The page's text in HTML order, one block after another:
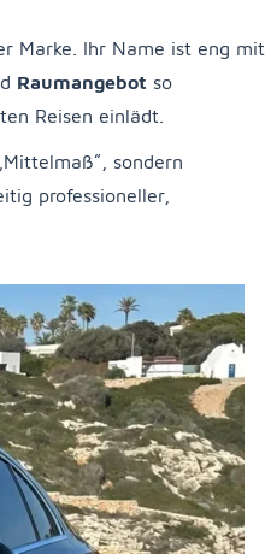
Marke. Ihr Name ist eng mit
Raumangebot so
Reisen einlädt.
sondern
professioneller,